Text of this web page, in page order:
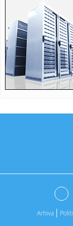
21:13:
21:15:
nastavlja k...
21:14:Veliki
odmah od...
21:10:
21:07:Vučić
Arhiva